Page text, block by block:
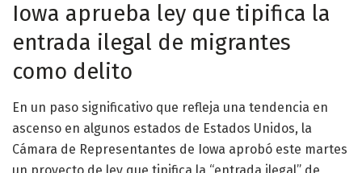
Iowa aprueba ley que tipifica la
entrada ilegal de migrantes
como delito
En un paso significativo que refleja una tendencia en
ascenso en algunos estados de Estados Unidos, la
Cámara de Representantes de Iowa aprobó este martes